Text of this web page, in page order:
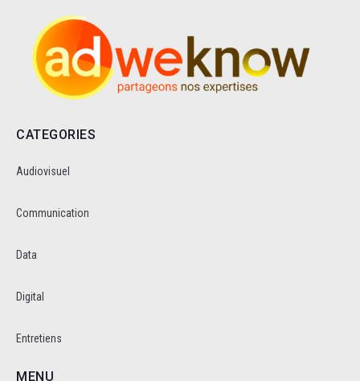
CATEGORIES
Audiovisuel
Communication
Data
Digital
Entretiens
MENU